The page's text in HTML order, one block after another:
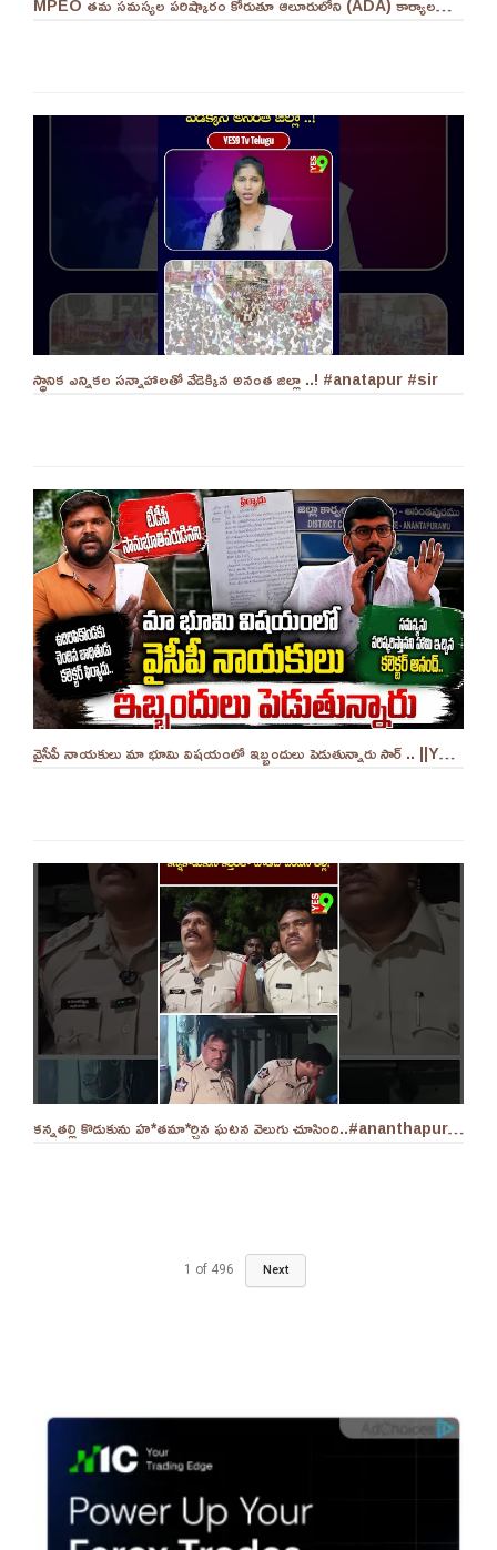
స్థానిక ఎన్నికల సన్నాహాలతో వేడెక్కిన అనంత జిల్లా ..! #anatapur #sir
వైసీపీ నాయకులు మా భూమి విషయంలో ఇబ్బందులు పెడుతున్నారు సార్ .. ||YES 9TV
కన్నతల్లి కొడుకును హ*తమా*ర్చిన ఘటన వెలుగు చూసింది..#ananthapuram #appolice
1 of 496 Next